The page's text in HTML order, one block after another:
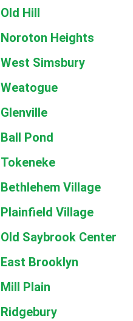
Old Hill
Noroton Heights
West Simsbury
Weatogue
Glenville
Ball Pond
Tokeneke
Bethlehem Village
Plainfield Village
Old Saybrook Center
East Brooklyn
Mill Plain
Ridgebury